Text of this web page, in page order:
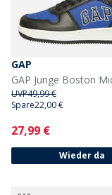
GAP
UVP49,99 €
Spare22,00 €
Current
27,99 €
Wieder da